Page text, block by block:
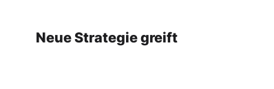
Neue Strategie greift